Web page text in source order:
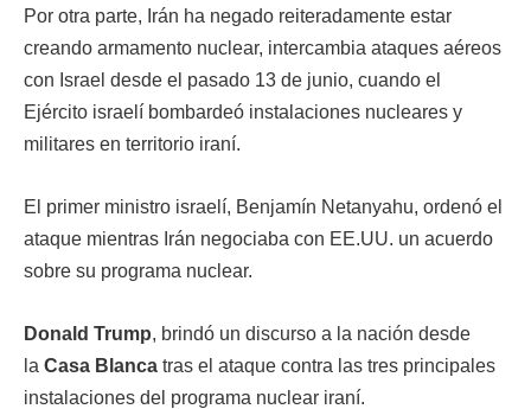
Por otra parte, Irán ha negado reiteradamente estar
creando armamento nuclear, intercambia ataques aéreos
con Israel desde el pasado 13 de junio, cuando el
Ejército israelí bombardeó instalaciones nucleares y
militares en territorio iraní.
El primer ministro israelí, Benjamín Netanyahu, ordenó el
ataque mientras Irán negociaba con EE.UU. un acuerdo
sobre su programa nuclear.
Donald Trump, brindó un discurso a la nación desde
la Casa Blanca tras el ataque contra las tres principales
instalaciones del programa nuclear iraní.